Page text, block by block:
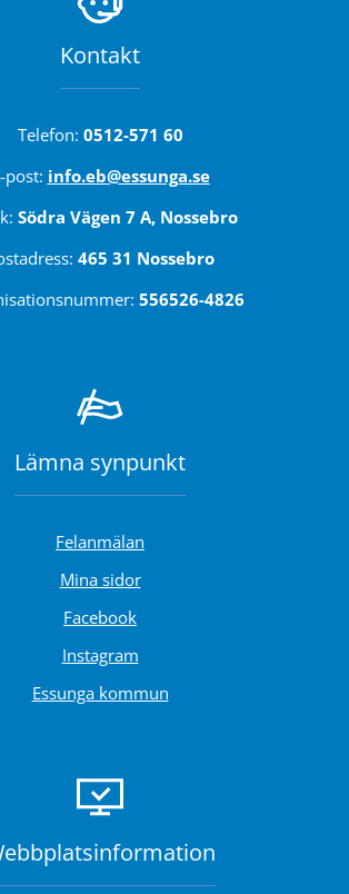
Kontakt
Telefon: 0512-571 60
post: info.eb@essunga.se
Södra Vägen 7 A, Nossebro
465 31 Nossebro
556526-4826
Lämna synpunkt
Felanmälan
Mina sidorLänk till annan webbplats.
FacebookLänk till annan webbplats.
InstagramLänk till annan webbplats.
Essunga kommun